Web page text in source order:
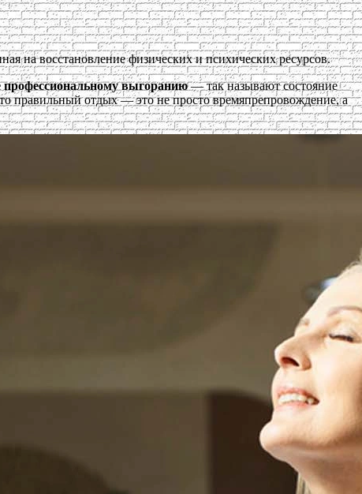
на восстановление физических и психических ресурсов.
профессиональному выгоранию— так называют состояние
правильный отдых — это не просто времяпрепровождение, а